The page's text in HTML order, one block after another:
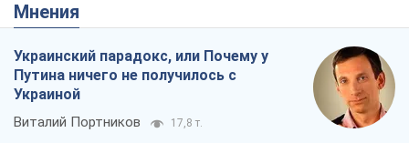
Мнения
Украинский парадокс, или Почему у
Путина ничего не получилось с
Украиной
Виталий Портников 17,8 т.